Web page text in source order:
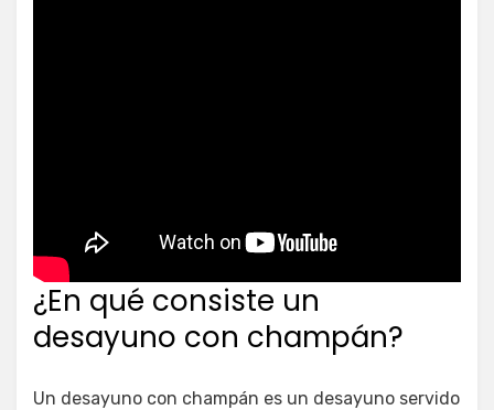
¿En qué consiste un
desayuno con champán?
Un desayuno con champán es un desayuno servido